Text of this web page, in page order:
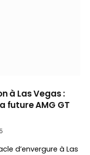
à Las Vegas :
future AMG GT
d’envergure à Las